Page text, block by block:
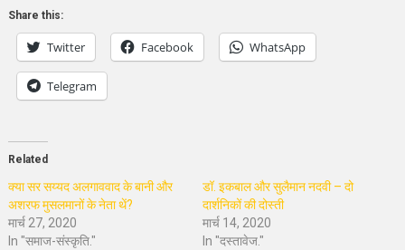
Share this:
Twitter Facebook WhatsApp
Telegram
Related
क्या सर सय्यद अलगाववाद के बानी और
अशरफ मुसलमानों के नेता थें?
मार्च 27, 2020
In "समाज-संस्कृति."
डॉ. इकबाल और सुलैमान नदवी – दो
दार्शनिकों की दोस्ती
मार्च 14, 2020
In "दस्तावेज."